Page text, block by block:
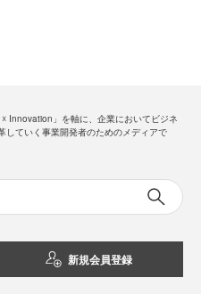
☓ Innovation」を軸に、企業においてビジネ
していく事業開発者のためのメディアで
新規会員登録